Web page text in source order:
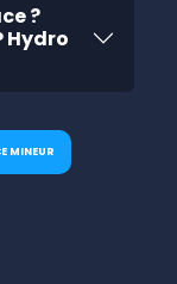
?
Hydro
MINEUR